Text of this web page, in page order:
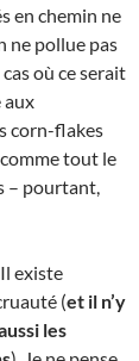
en chemin ne
ne pollue pas
où ce serait
aux
corn-flakes
tout le
– pourtant,
existe
(et il n’y
les